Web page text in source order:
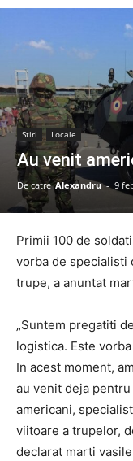
Stiri Locale
Au venit
De catre Alexandru - 9
Primii 100 de
vorba de specialisti
trupe, a anuntat
„Suntem pregatiti
logistica. Este
In acest moment,
au venit deja
americani,
viitoare a trupelor,
declarat marti